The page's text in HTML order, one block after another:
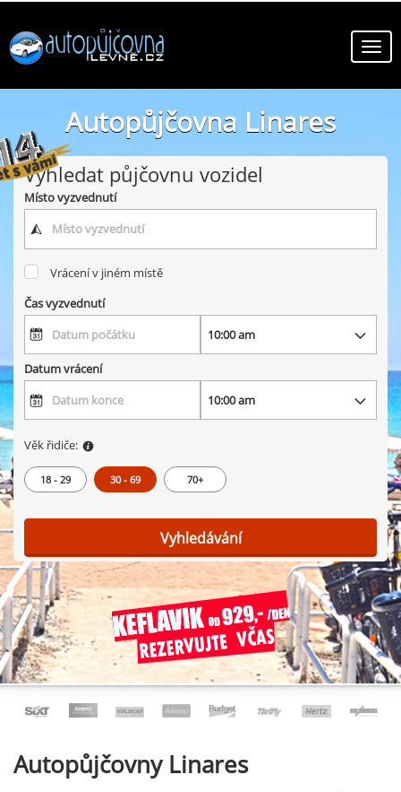
Autopůjčovna Linares
online autopůjčovny ve městě Linares
Vyhledat půjčovnu vozidel
Místo vyzvednutí
Vrácení v jiném místě
Čas vyzvednutí
Datum vrácení
Věk řidiče:
18 - 29 30 - 69 70+
Vyhledávání
AutopůjčovnyLinares